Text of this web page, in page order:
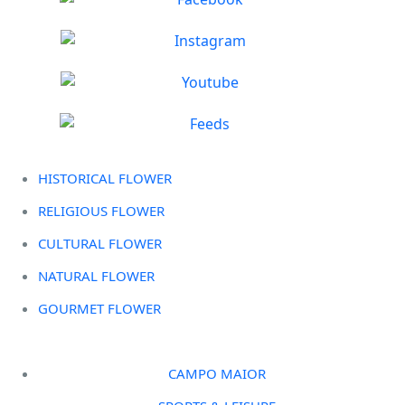
HISTORICAL FLOWER
RELIGIOUS FLOWER
CULTURAL FLOWER
NATURAL FLOWER
GOURMET FLOWER
CAMPO MAIOR